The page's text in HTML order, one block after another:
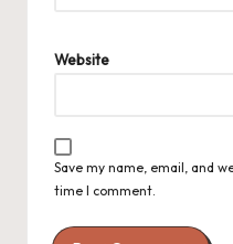
Website
Save my name, email, and
time I comment.